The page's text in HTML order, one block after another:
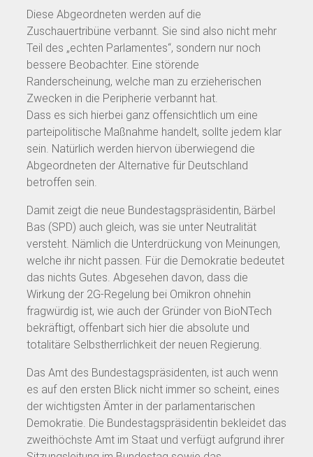
Diese Abgeordneten werden auf die
Zuschauertribüne verbannt. Sie sind also nicht mehr
Teil des „echten Parlamentes“, sondern nur noch
bessere Beobachter. Eine störende
Randerscheinung, welche man zu erzieherischen
Zwecken in die Peripherie verbannt hat.
Dass es sich hierbei ganz offensichtlich um eine
parteipolitische Maßnahme handelt, sollte jedem klar
sein. Natürlich werden hiervon überwiegend die
Abgeordneten der Alternative für Deutschland
betroffen sein.
Damit zeigt die neue Bundestagspräsidentin, Bärbel
Bas (SPD) auch gleich, was sie unter Neutralität
versteht. Nämlich die Unterdrückung von Meinungen,
welche ihr nicht passen. Für die Demokratie bedeutet
das nichts Gutes. Abgesehen davon, dass die
Wirkung der 2G-Regelung bei Omikron ohnehin
fragwürdig ist, wie auch der Gründer von BioNTech
bekräftigt, offenbart sich hier die absolute und
totalitäre Selbstherrlichkeit der neuen Regierung.
Das Amt des Bundestagspräsidenten, ist auch wenn
es auf den ersten Blick nicht immer so scheint, eines
der wichtigsten Ämter in der parlamentarischen
Demokratie. Die Bundestagspräsidentin bekleidet das
zweithöchste Amt im Staat und verfügt aufgrund ihrer